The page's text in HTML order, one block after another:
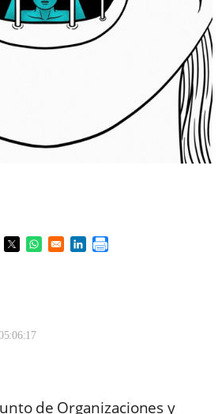
in a new window
Opens in a new window
Opens in a new window
Opens in a new window
de Organizaciones y